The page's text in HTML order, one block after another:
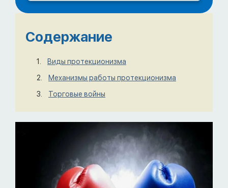
Содержание
Виды протекционизма
Механизмы работы протекционизма
Торговые войны